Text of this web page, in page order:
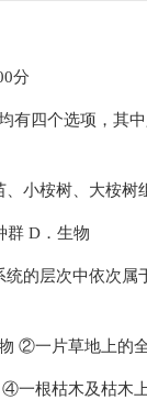
分
有四个选项，其
小桉树、大桉树
群 D．生物
统的层次中依次属
②一片草地上的
一根枯木及枯木